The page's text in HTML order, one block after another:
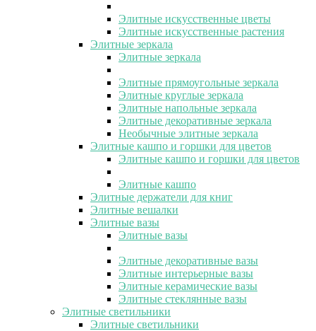
Элитные искусственные цветы
Элитные искусственные растения
Элитные зеркала
Элитные зеркала
Элитные прямоугольные зеркала
Элитные круглые зеркала
Элитные напольные зеркала
Элитные декоративные зеркала
Необычные элитные зеркала
Элитные кашпо и горшки для цветов
Элитные кашпо и горшки для цветов
Элитные кашпо
Элитные держатели для книг
Элитные вешалки
Элитные вазы
Элитные вазы
Элитные декоративные вазы
Элитные интерьерные вазы
Элитные керамические вазы
Элитные стеклянные вазы
Элитные светильники
Элитные светильники